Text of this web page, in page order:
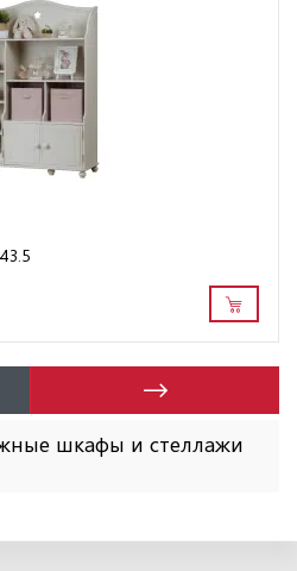
шкафы и стеллажи